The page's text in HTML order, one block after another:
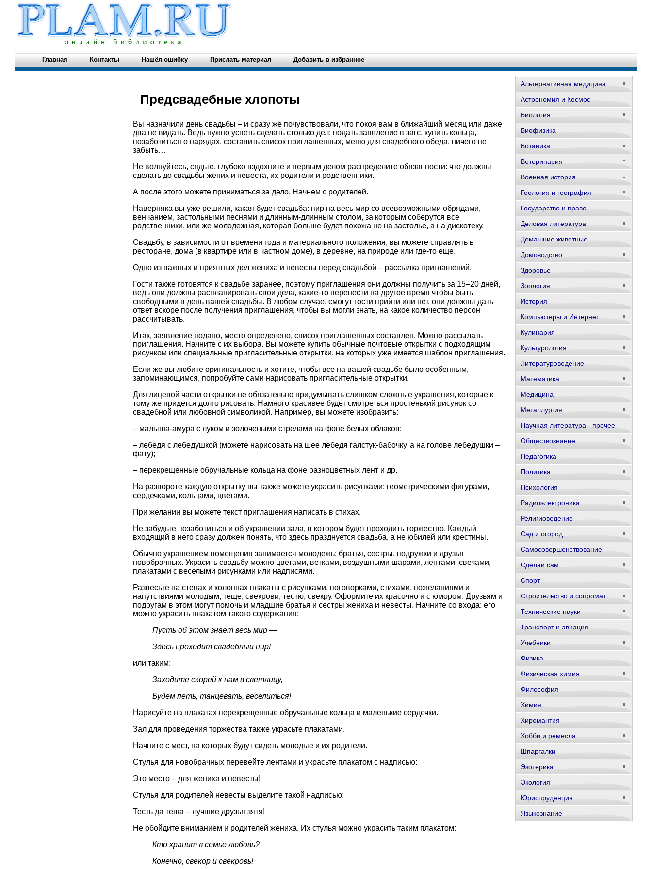
Главная Контакты Нашёл ошибку Прислать материал Добавить в избранное
Предсвадебные хлопоты
Вы назначили день свадьбы – и сразу же почувствовали, что покоя вам в ближайший месяц или даже
два не видать. Ведь нужно успеть сделать столько дел: подать заявление в загс, купить кольца,
позаботиться о нарядах, составить список приглашенных, меню для свадебного обеда, ничего не
забыть…
Не волнуйтесь, сядьте, глубоко вздохните и первым делом распределите обязанности: что должны
сделать до свадьбы жених и невеста, их родители и родственники.
А после этого можете приниматься за дело. Начнем с родителей.
Наверняка вы уже решили, какая будет свадьба: пир на весь мир со всевозможными обрядами,
венчанием, застольными песнями и длинным-длинным столом, за которым соберутся все
родственники, или же молодежная, которая больше будет похожа не на застолье, а на дискотеку.
Свадьбу, в зависимости от времени года и материального положения, вы можете справлять в
ресторане, дома (в квартире или в частном доме), в деревне, на природе или где-то еще.
Одно из важных и приятных дел жениха и невесты перед свадьбой – рассылка приглашений.
Гости также готовятся к свадьбе заранее, поэтому приглашения они должны получить за 15–20 дней,
ведь они должны распланировать свои дела, какие-то перенести на другое время чтобы быть
свободными в день вашей свадьбы. В любом случае, смогут гости прийти или нет, они должны дать
ответ вскоре после получения приглашения, чтобы вы могли знать, на какое количество персон
рассчитывать.
Итак, заявление подано, место определено, список приглашенных составлен. Можно рассылать
приглашения. Начните с их выбора. Вы можете купить обычные почтовые открытки с подходящим
рисунком или специальные пригласительные открытки, на которых уже имеется шаблон приглашения.
Если же вы любите оригинальность и хотите, чтобы все на вашей свадьбе было особенным,
запоминающимся, попробуйте сами нарисовать пригласительные открытки.
Для лицевой части открытки не обязательно придумывать слишком сложные украшения, которые к
тому же придется долго рисовать. Намного красивее будет смотреться простенький рисунок со
свадебной или любовной символикой. Например, вы можете изобразить:
– малыша-амура с луком и золочеными стрелами на фоне белых облаков;
– лебедя с лебедушкой (можете нарисовать на шее лебедя галстук-бабочку, а на голове лебедушки –
фату);
– перекрещенные обручальные кольца на фоне разноцветных лент и др.
На развороте каждую открытку вы также можете украсить рисунками: геометрическими фигурами,
сердечками, кольцами, цветами.
При желании вы можете текст приглашения написать в стихах.
Не забудьте позаботиться и об украшении зала, в котором будет проходить торжество. Каждый
входящий в него сразу должен понять, что здесь празднуется свадьба, а не юбилей или крестины.
Обычно украшением помещения занимается молодежь: братья, сестры, подружки и друзья
новобрачных. Украсить свадьбу можно цветами, ветками, воздушными шарами, лентами, свечами,
плакатами с веселыми рисунками или надписями.
Развесьте на стенах и колоннах плакаты с рисунками, поговорками, стихами, пожеланиями и
напутствиями молодым, теще, свекрови, тестю, свекру. Оформите их красочно и с юмором. Друзьям и
подругам в этом могут помочь и младшие братья и сестры жениха и невесты. Начните со входа: его
можно украсить плакатом такого содержания:
Пусть об этом знает весь мир —
Здесь проходит свадебный пир!
или таким:
Заходите скорей к нам в светлицу,
Будем петь, танцевать, веселиться!
Нарисуйте на плакатах перекрещенные обручальные кольца и маленькие сердечки.
Зал для проведения торжества также украсьте плакатами.
Начните с мест, на которых будут сидеть молодые и их родители.
Стулья для новобрачных перевейте лентами и украсьте плакатом с надписью:
Это место – для жениха и невесты!
Стулья для родителей невесты выделите такой надписью:
Тесть да теща – лучшие друзья зятя!
Не обойдите вниманием и родителей жениха. Их стулья можно украсить таким плакатом:
Кто хранит в семье любовь?
Конечно, свекор и свекровь!
Альтернативная медицина
Астрономия и Космос
Биология
Биофизика
Ботаника
Ветеринария
Военная история
Геология и география
Государство и право
Деловая литература
Домашние животные
Домоводство
Здоровье
Зоология
История
Компьютеры и Интернет
Кулинария
Культурология
Литературоведение
Математика
Медицина
Металлургия
Научная литература - прочее
Обществознание
Педагогика
Политика
Психология
Радиоэлектроника
Религиоведение
Сад и огород
Самосовершенствование
Сделай сам
Спорт
Строительство и сопромат
Технические науки
Транспорт и авиация
Учебники
Физика
Физическая химия
Философия
Химия
Хиромантия
Хобби и ремесла
Шпаргалки
Эзотерика
Экология
Юриспруденция
Языкознание